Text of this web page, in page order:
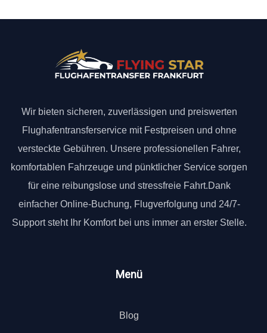
Wir bieten sicheren, zuverlässigen und preiswerten
Flughafentransferservice mit Festpreisen und ohne
versteckte Gebühren. Unsere professionellen Fahrer,
komfortablen Fahrzeuge und pünktlicher Service sorgen
für eine reibungslose und stressfreie Fahrt.Dank
einfacher Online-Buchung, Flugverfolgung und 24/7-
Support steht Ihr Komfort bei uns immer an erster Stelle.
Menü
Blog